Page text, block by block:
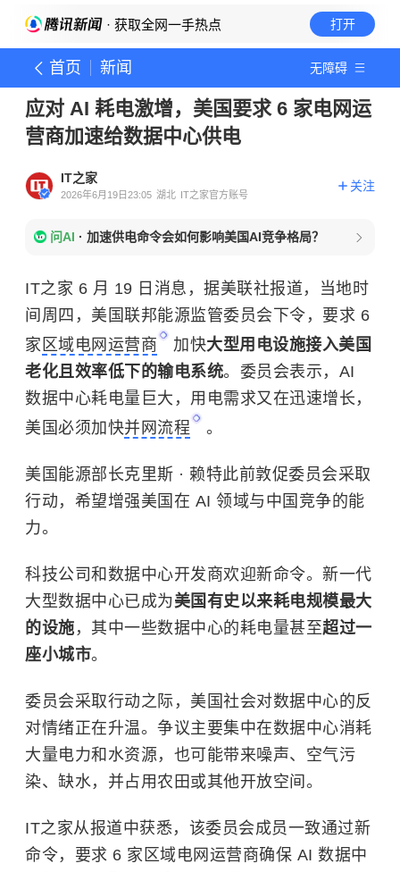
· 获取全网一手热点 打开
首页 新闻 无障碍
应对 AI 耗电激增，美国要求 6 家电网运
营商加速给数据中心供电
IT之家
2026年6月19日23:05 湖北 IT之家官方账号
关注
问AI · 加速供电命令会如何影响美国AI竞争格局？
IT之家 6 月 19 日消息，据美联社报道，当地时
间周四，美国联邦能源监管委员会下令，要求 6
家 区域电网运营商 加快大型用电设施接入美国
老化且效率低下的输电系统。委员会表示，AI
数据中心耗电量巨大，用电需求又在迅速增长，
美国必须加快并网流程 。
美国能源部长克里斯 · 赖特此前敦促委员会采取
行动，希望增强美国在 AI 领域与中国竞争的能
力。
科技公司和数据中心开发商欢迎新命令。新一代
大型数据中心已成为美国有史以来耗电规模最大
的设施 ，其中一些数据中心的耗电量甚至超过一
座小城市。
委员会采取行动之际，美国社会对数据中心的反
对情绪正在升温。争议主要集中在数据中心消耗
大量电力和水资源，也可能带来噪声、空气污
染、缺水，并占用农田或其他开放空间。
IT之家从报道中获悉，该委员会成员一致通过新
命令，要求 6 家区域电网运营商确保 AI 数据中